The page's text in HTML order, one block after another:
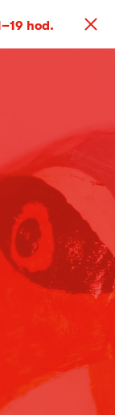
hod.